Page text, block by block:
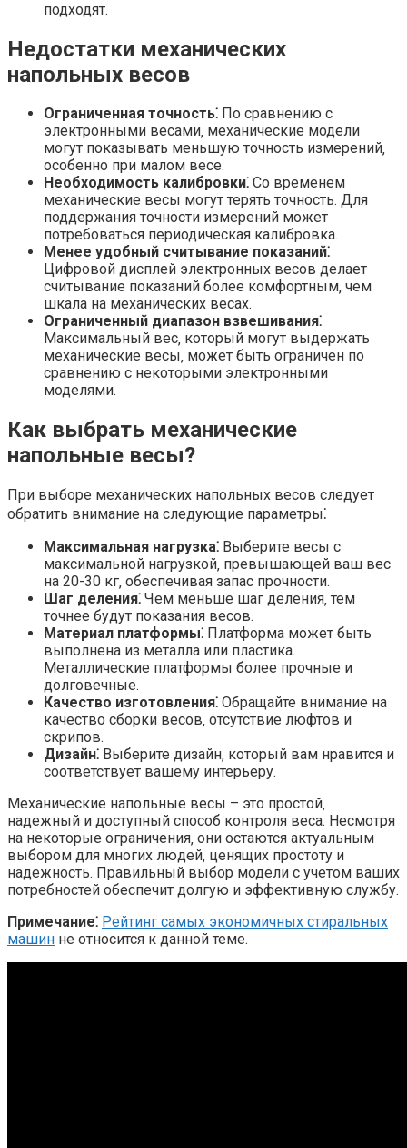
подходят.
Недостатки механических
напольных весов
Ограниченная точность⁚ По сравнению с
электронными весами‚ механические модели
могут показывать меньшую точность измерений‚
особенно при малом весе.
Необходимость калибровки⁚ Со временем
механические весы могут терять точность. Для
поддержания точности измерений может
потребоваться периодическая калибровка.
Менее удобный считывание показаний⁚
Цифровой дисплей электронных весов делает
считывание показаний более комфортным‚ чем
шкала на механических весах.
Ограниченный диапазон взвешивания⁚
Максимальный вес‚ который могут выдержать
механические весы‚ может быть ограничен по
сравнению с некоторыми электронными
моделями.
Как выбрать механические
напольные весы?
При выборе механических напольных весов следует
обратить внимание на следующие параметры⁚
Максимальная нагрузка⁚ Выберите весы с
максимальной нагрузкой‚ превышающей ваш вес
на 20-30 кг‚ обеспечивая запас прочности.
Шаг деления⁚ Чем меньше шаг деления‚ тем
точнее будут показания весов.
Материал платформы⁚ Платформа может быть
выполнена из металла или пластика.
Металлические платформы более прочные и
долговечные.
Качество изготовления⁚ Обращайте внимание на
качество сборки весов‚ отсутствие люфтов и
скрипов.
Дизайн⁚ Выберите дизайн‚ который вам нравится и
соответствует вашему интерьеру.
Механические напольные весы – это простой‚
надежный и доступный способ контроля веса. Несмотря
на некоторые ограничения‚ они остаются актуальным
выбором для многих людей‚ ценящих простоту и
надежность. Правильный выбор модели с учетом ваших
потребностей обеспечит долгую и эффективную службу.
Примечание⁚ Рейтинг самых экономичных стиральных
машин не относится к данной теме.